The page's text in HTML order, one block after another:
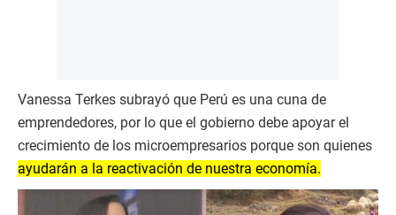
Vanessa Terkes subrayó que Perú es una cuna de
emprendedores, por lo que el gobierno debe apoyar el
crecimiento de los microempresarios porque son quienes
ayudarán a la reactivación de nuestra economía.